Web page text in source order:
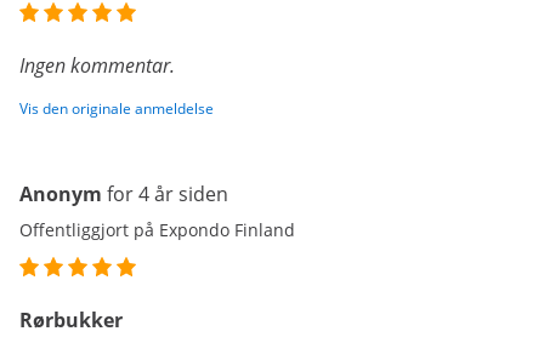
Ingen kommentar.
Vis den originale anmeldelse
Anonym for 4 år siden
Offentliggjort på Expondo Finland
Rørbukker